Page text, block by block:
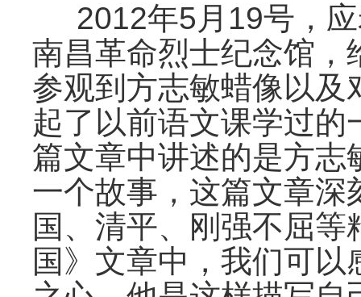
2012年5月19号，应
南昌革命烈士纪念馆，
参观到方志敏蜡像以及
起了以前语文课学过
篇文章中讲述的是方志
一个故事，这篇文章深
国、清平、刚强不屈
国》文章中，我们可